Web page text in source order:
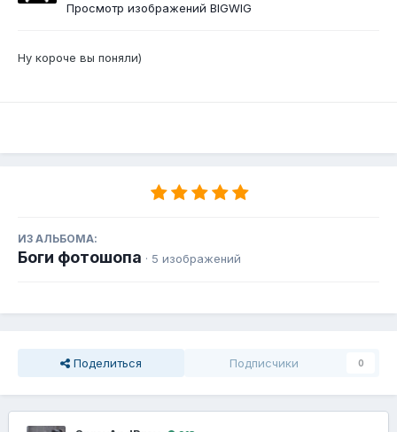
Просмотр изображений BIGWIG
Ну короче вы поняли)
ИЗ АЛЬБОМА:
Боги фотошопа · 5 изображений
Поделиться Подписчики 0